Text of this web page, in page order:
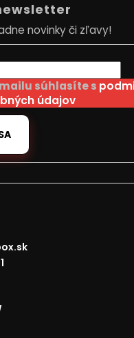
novinky či zľavy!
súhlasíte s
údajov